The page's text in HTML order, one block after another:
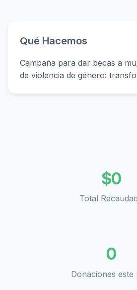
Qué Hacemos
Campaña para dar becas a
de violencia de género:
$0
Total
0
Donaciones este